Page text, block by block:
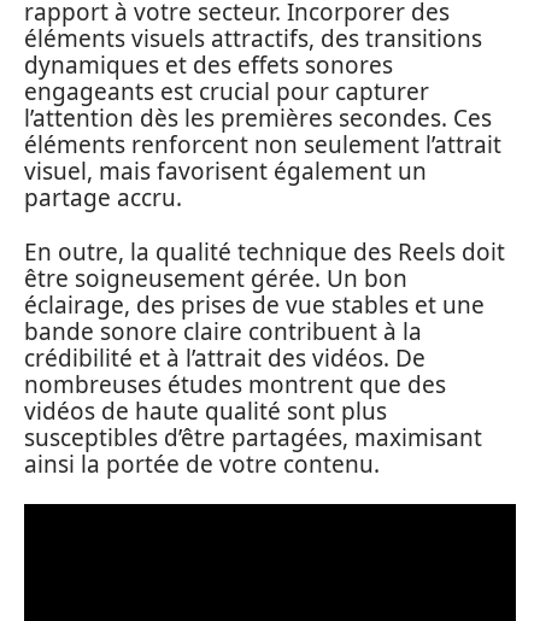
rapport à votre secteur. Incorporer des
éléments visuels attractifs, des transitions
dynamiques et des effets sonores
engageants est crucial pour capturer
l’attention dès les premières secondes. Ces
éléments renforcent non seulement l’attrait
visuel, mais favorisent également un
partage accru.
En outre, la qualité technique des Reels doit
être soigneusement gérée. Un bon
éclairage, des prises de vue stables et une
bande sonore claire contribuent à la
crédibilité et à l’attrait des vidéos. De
nombreuses études montrent que des
vidéos de haute qualité sont plus
susceptibles d’être partagées, maximisant
ainsi la portée de votre contenu.